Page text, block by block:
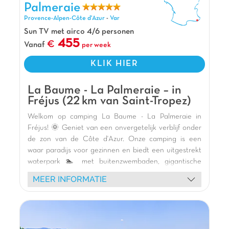
Pluspunten
Op 7 km van de zandstranden en Fréjus
Op slechts 9km van Saint Raphaël
Op slechts 10min van Roquebrune-sur-Argens
Palmeraie
Provence-Alpen-Côte d'Azur - Var
Sun TV met airco 4/6 personen
Vanaf
455 per week
KLIK HIER
La Baume - La Palmeraie – in
Fréjus (22 km van Saint-Tropez)
Welkom op camping La Baume - La Palmeraie in
Fréjus! 🌞 Geniet van een onvergetelijk verblijf onder
de zon van de Côte d'Azur. Onze camping is een
waar paradijs voor gezinnen en biedt een uitgestrekt
waterpark 🏊 met buitenzwembaden, gigantische
glijbanen 🎢 en leuke waterspelen. Ontspan in ons
overdekte zwembad of de wellnessruimte met jacuzzi's
maaltijden in de buitenlucht. Voor sportliefhebbers
MEER INFORMATIE